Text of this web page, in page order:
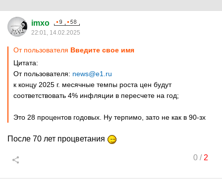
imxo
22:01, 14.02.2025
От пользователя Введите свое имя
Цитата:
От пользователя: news@e1.ru
к концу 2025 г. месячные темпы роста цен будут
соответствовать 4% инфляции в пересчете на год;
Это 28 процентов годовых. Ну терпимо, зато не как в 90-зх
После 70 лет процветания
0/ 2